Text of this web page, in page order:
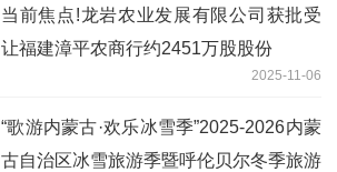
当前焦点!龙岩农业发展有限公司获批受
让福建漳平农商行约2451万股股份
2025-11-06
“歌游内蒙古·欢乐冰雪季”2025-2026内蒙
古自治区冰雪旅游季暨呼伦贝尔冬季旅游